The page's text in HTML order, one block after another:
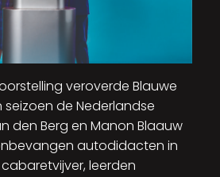
veroverde Blauwe
de Nederlandse
den Berg en Manon Blaauw
autodidacten in
leerden